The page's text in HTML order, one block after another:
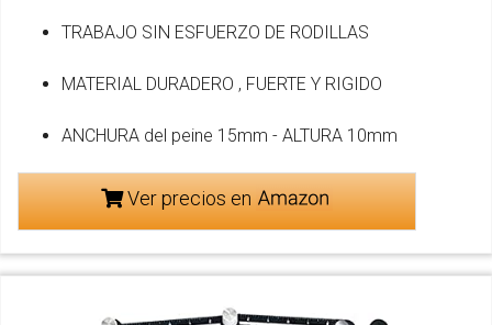
TRABAJO SIN ESFUERZO DE RODILLAS
MATERIAL DURADERO , FUERTE Y RIGIDO
ANCHURA del peine 15mm - ALTURA 10mm
Ver precios en